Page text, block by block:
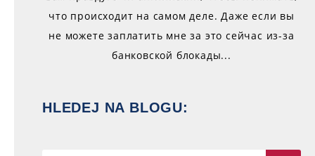
HLEDEJ NA BLOGU: